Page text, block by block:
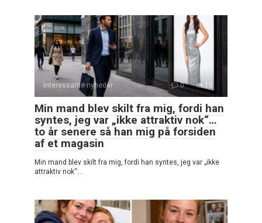
Interessante nyheder 0 10
Min mand blev skilt fra mig, fordi han
syntes, jeg var „ikke attraktiv nok“…
to år senere så han mig på forsiden
af et magasin
Min mand blev skilt fra mig, fordi han syntes, jeg var „ikke
attraktiv nok“…